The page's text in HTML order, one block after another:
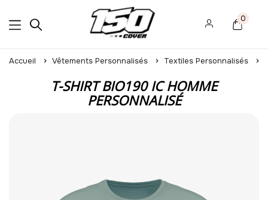
0
Accueil Vêtements Personnalisés Textiles Personnalisés
T-SHIRT BIO190 IC HOMME
PERSONNALISÉ